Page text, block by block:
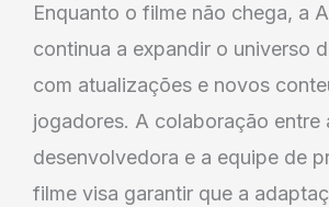
Enquanto o filme não chega, a
continua a expandir o universo
com atualizações e novos
jogadores. A colaboração entre
desenvolvedora e a equipe de
filme visa garantir que a